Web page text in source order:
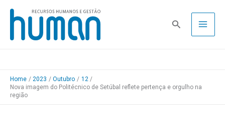
Skip
content
Pesquisa
Home 2023 Outubro
12
Nova imagem do Politécnico de Setúbal reflete pertença e orgulho na
região